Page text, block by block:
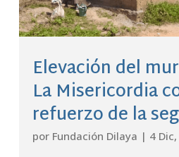
Elevación del
La Misericordia
refuerzo de la
por Fundación Dilaya | 4